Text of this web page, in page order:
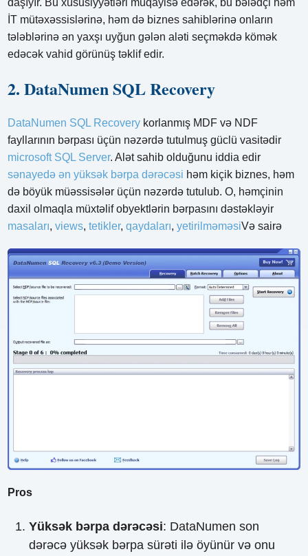
İT mütəxəssislərinə, həm də biznes sahiblərinə onların
tələblərinə ən yaxşı uyğun gələn aləti seçməkdə kömək
edəcək vahid görünüş təklif edir.
2. DataNumen SQL Recovery
DataNumen SQL Recovery korlanmış MDF və NDF
fayllarının bərpası üçün nəzərdə tutulmuş güclü vasitədir
microsoft SQL Server. Alət sahib olduğunu iddia edir
sənayedə ən yüksək bərpa dərəcəsi həm kiçik biznes, həm
də böyük müəssisələr üçün nəzərdə tutulub. O, həmçinin
daxil olmaqla müxtəlif obyektlərin bərpasını dəstəkləyir
masaları,views,tetikler,qaydaları,yetirilməməsiVə sairə
Pros
Yüksək bərpa dərəcəsi: DataNumen son
dərəcə yüksək bərpa sürəti ilə öyünür və onu